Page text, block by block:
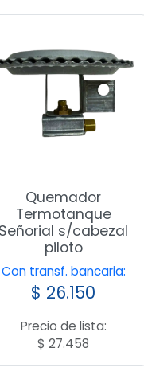
Quemador
Termotanque
Señorial s/cabezal
piloto
Con transf. bancaria:
$ 26.150
Precio de lista:
$ 27.458